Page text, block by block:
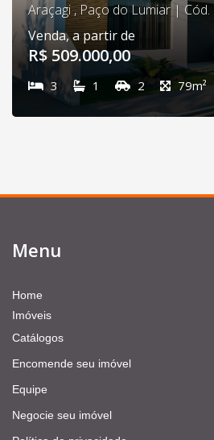
Araçagi , Paço do Lumiar | Cód.
Venda, a partir de
R$ 509.000,00
3 1 2 79m²
Menu
Home
Imóveis
Catálogos
Encomende seu imóvel
Equipe
Negocie seu imóvel